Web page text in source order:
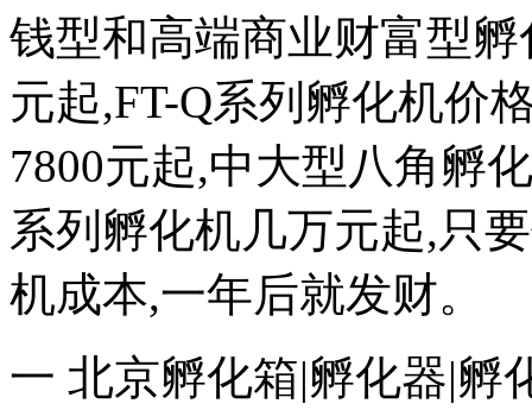
钱型和高端商业财富型
元起,FT-Q系列孵化机价
7800元起,中大型八角孵
系列孵化机几万元起,只
机成本,一年后就发财。
一 北京孵化箱|孵化器|孵